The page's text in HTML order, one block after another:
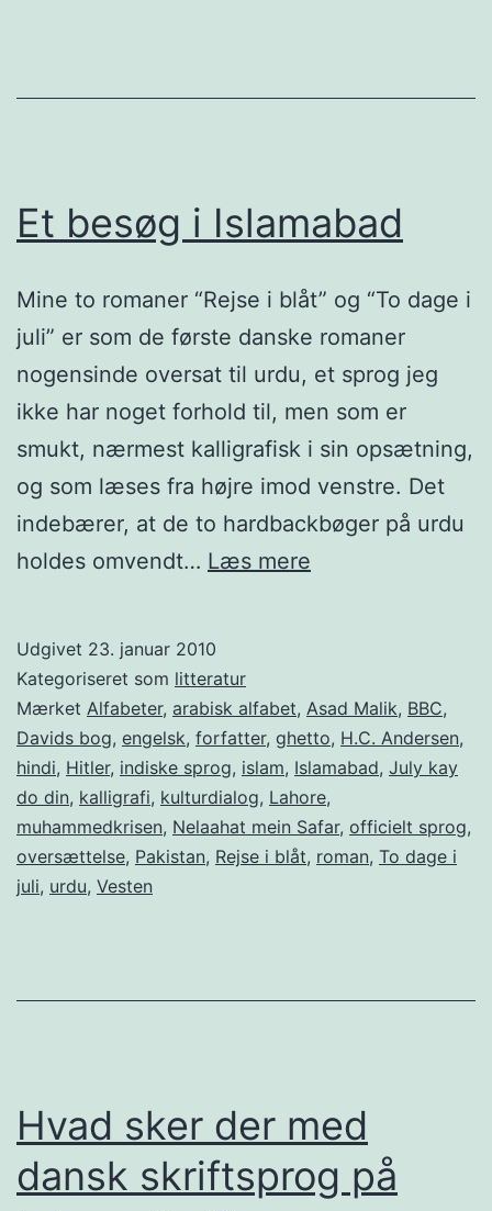
Et besøg i Islamabad
Mine to romaner “Rejse i blåt” og “To dage i
juli” er som de første danske romaner
nogensinde oversat til urdu, et sprog jeg
ikke har noget forhold til, men som er
smukt, nærmest kalligrafisk i sin opsætning,
og som læses fra højre imod venstre. Det
indebærer, at de to hardbackbøger på urdu
holdes omvendt… Læs mere
Udgivet 23. januar 2010
Kategoriseret som litteratur
Mærket Alfabeter, arabisk alfabet, Asad Malik, BBC,
Davids bog, engelsk, forfatter, ghetto, H.C. Andersen,
hindi, Hitler, indiske sprog, islam, Islamabad, July kay
do din, kalligrafi, kulturdialog, Lahore,
muhammedkrisen, Nelaahat mein Safar, officielt sprog,
oversættelse, Pakistan, Rejse i blåt, roman, To dage i
juli, urdu, Vesten
Hvad sker der med
dansk skriftsprog på